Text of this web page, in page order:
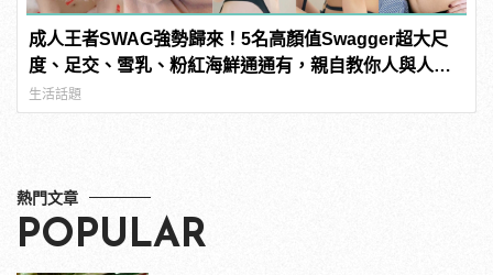
成人王者SWAG強勢歸來！5名高顏值Swagger超大尺
度、足交、雪乳、粉紅海鮮通通有，親自教你人與人的
連結！ | manfashion這樣變型男
生活話題
熱門文章
POPULAR